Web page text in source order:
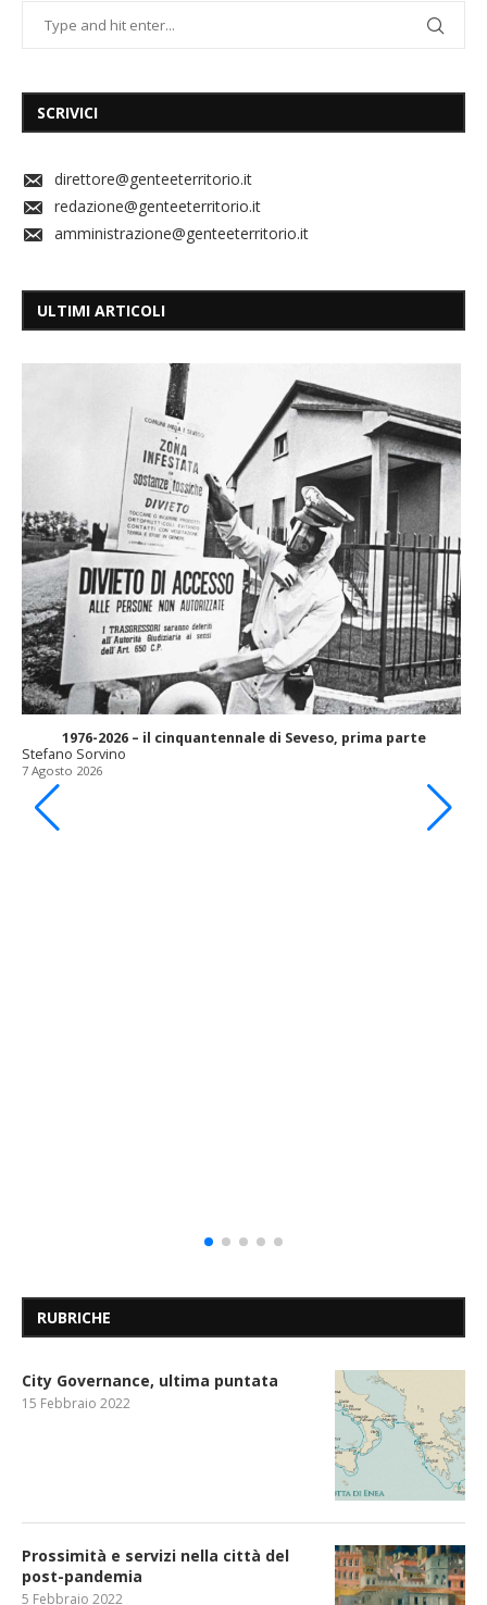
SCRIVICI
direttore@genteeterritorio.it
redazione@genteeterritorio.it
amministrazione@genteeterritorio.it
ULTIMI ARTICOLI
1976-2026 – il cinquantennale di Seveso, prima parte
Stefano Sorvino
7 Agosto 2026
RUBRICHE
City Governance, ultima puntata
15 Febbraio 2022
Prossimità e servizi nella città del
post-pandemia
5 Febbraio 2022